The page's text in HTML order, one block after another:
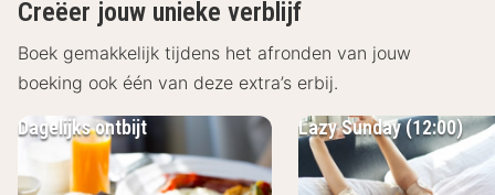
bezienswaardigheden, zoals het Frans Hals Museum,
het Teylers Museum en de Grote Markt. Daarnaast
biedt de nabijheid van het station gemakkelijke
Bezienswaardigheden in de buurt zijn:
Teylers Museum (750 m)
Creëer jouw unieke verblijf
Boek gemakkelijk tijdens het afronden van jouw
boeking ook één van deze extra’s erbij.
Dagelijks ontbijt Lazy Sunday (12:00)